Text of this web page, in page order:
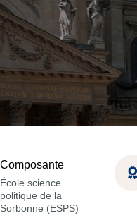
Composante
École science
politique de la
Sorbonne (ESPS)